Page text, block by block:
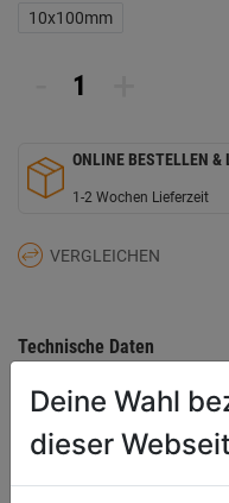
10x100mm
ONLINE BESTELLEN &
1-2 Wochen Lieferzeit
VERGLEICHEN
Technische Daten
Zusatztext
Deine Wahl
dieser